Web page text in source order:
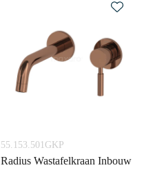
55.153.501GKP
Radius Wastafelkraan Inbouw